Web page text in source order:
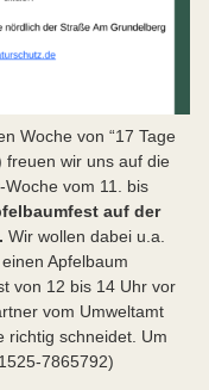
Woche von “17 Tage
freuen wir uns auf die
vom 11. bis
auf der
Wir wollen dabei u.a.
Apfelbaum
von 12 bis 14 Uhr vor
vom Umweltamt
richtig schneidet. Um
7865792)